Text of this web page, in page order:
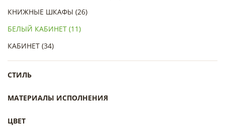
КНИЖНЫЕ ШКАФЫ (26)
БЕЛЫЙ КАБИНЕТ (11)
КАБИНЕТ (34)
СТИЛЬ
МАТЕРИАЛЫ ИСПОЛНЕНИЯ
ЦВЕТ